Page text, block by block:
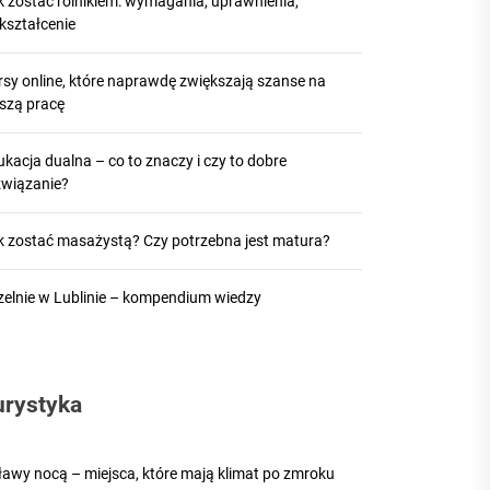
online, które naprawdę zwiększają szanse na
pracę
dualna – co to znaczy i czy to dobre
zostać masażystą? Czy potrzebna jest matura?
w Lublinie – kompendium wiedzy
nocą – miejsca, które mają klimat po zmroku